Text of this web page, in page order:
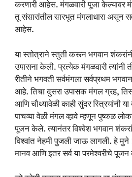
करणारी आहेस. मंगळवारी पूजा केल्यावर
तू संसारांतील सारभूत मंगलाधारा असून सर्व
आहेस.
या स्तोत्राने स्तुती करून भगवान
उपासना केली. प्रत्येक मंगळवारी
रीतीने भगवती सर्वमंगला सर्वप्रथम
आहे. तिचा दुसरा उपासक मंगल ग्रह,
आणि चौथ्यावेळी काही सुंदर स्त्रियांनी
पाचव्या वेळी मंगल व्हावे म्हणून पुष्कळ
पूजन केले. त्यानंतर विश्वेश भगवान
विश्वांत नेहमी पुजली जाऊ लागली. हे
मानव आणि इतर सर्व या परमेश्वरीचे